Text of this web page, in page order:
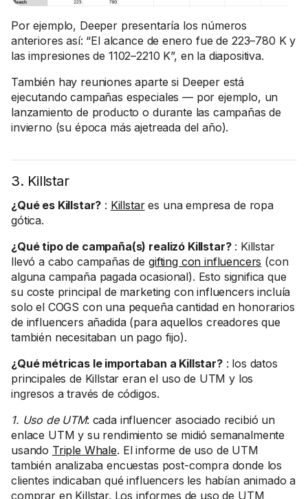
Por ejemplo, Deeper presentaría los números
anteriores así: “El alcance de enero fue de 223–780 K y
las impresiones de 1102–2210 K”, en la diapositiva.
También hay reuniones aparte si Deeper está
ejecutando campañas especiales — por ejemplo, un
lanzamiento de producto o durante las campañas de
invierno (su época más ajetreada del año).
3. Killstar
¿Qué es Killstar? : Killstares una empresa de ropa
gótica.
¿Qué tipo de campaña(s) realizó Killstar?: Killstar
llevó a cabo campañas de gifting con influencers (con
alguna campaña pagada ocasional). Esto significa que
su coste principal de marketing con influencers incluía
solo el COGS con una pequeña cantidad en honorarios
de influencers añadida (para aquellos creadores que
también necesitaban un pago fijo).
¿Qué métricas le importaban a Killstar?: los datos
principales de Killstar eran el uso de UTM y los
ingresos a través de códigos.
1. Uso de UTM: cada influencer asociado recibió un
enlace UTM y su rendimiento se midió semanalmente
usando Triple Whale. El informe de uso de UTM
también analizaba encuestas post-compra donde los
clientes indicaban qué influencers les habían animado a
comprar en Killstar. Los informes de uso de UTM